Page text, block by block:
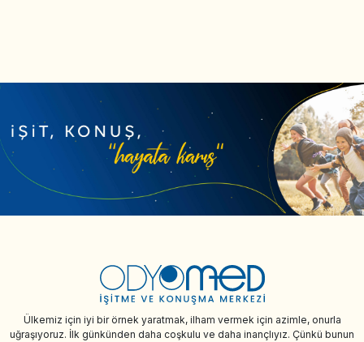
Ülkemiz için iyi bir örnek yaratmak, ilham vermek için azimle, onurla
uğraşıyoruz. İlk günkünden daha coşkulu ve daha inançlıyız. Çünkü bunun